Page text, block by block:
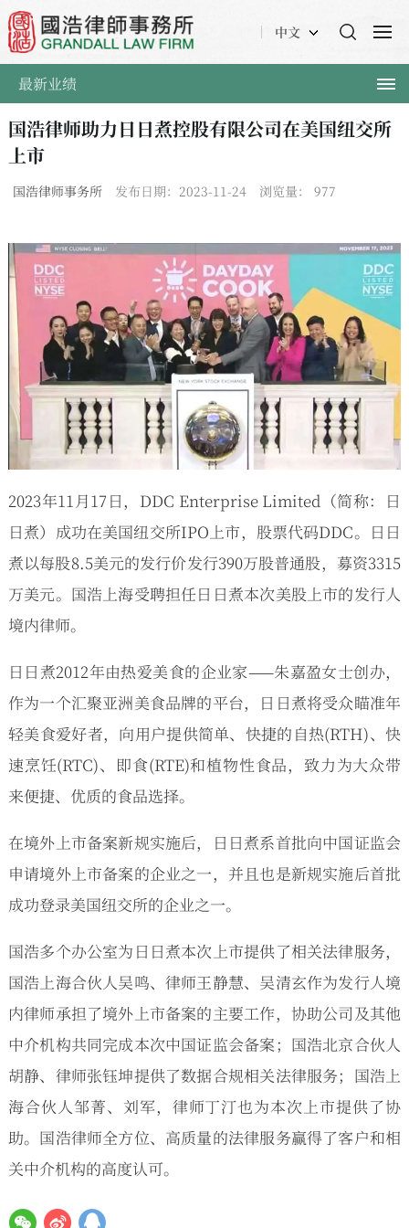
中文
最新业绩
国浩律师助力日日煮控股有限公司在美国纽交所
上市
国浩律师事务所 发布日期：2023-11-24 浏览量： 977
2023年11月17日，DDC Enterprise Limited（简称：日
日煮）成功在美国纽交所IPO上市，股票代码DDC。日日
煮以每股8.5美元的发行价发行390万股普通股，募资3315
万美元。国浩上海受聘担任日日煮本次美股上市的发行人
境内律师。
日日煮2012年由热爱美食的企业家——朱嘉盈女士创办，
作为一个汇聚亚洲美食品牌的平台，日日煮将受众瞄准年
轻美食爱好者，向用户提供简单、快捷的自热(RTH)、快
速烹饪(RTC)、即食(RTE)和植物性食品，致力为大众带
来便捷、优质的食品选择。
在境外上市备案新规实施后，日日煮系首批向中国证监会
申请境外上市备案的企业之一，并且也是新规实施后首批
成功登录美国纽交所的企业之一。
国浩多个办公室为日日煮本次上市提供了相关法律服务，
国浩上海合伙人吴鸣、律师王静慧、吴清玄作为发行人境
内律师承担了境外上市备案的主要工作，协助公司及其他
中介机构共同完成本次中国证监会备案；国浩北京合伙人
胡静、律师张钰坤提供了数据合规相关法律服务；国浩上
海合伙人邹菁、刘军，律师丁汀也为本次上市提供了协
助。国浩律师全方位、高质量的法律服务赢得了客户和相
关中介机构的高度认可。